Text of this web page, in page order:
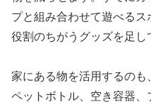
プと組み合わせて遊べるス
役割のちがうグッズを足し
家にある物を活用するのも
ペットボトル、空き容器、